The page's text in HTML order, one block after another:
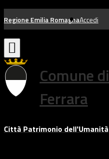
Salta
al
contenuto
Regione Emilia RomagnaAccedi
Comune di
Ferrara
Città Patrimonio dell'Umanità